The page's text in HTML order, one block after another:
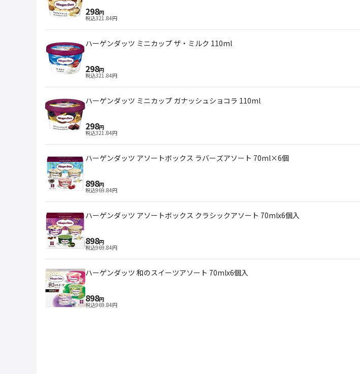
298円
税込321.84円
ハーゲンダッツ ミニカップ ザ・ミルク 110ml
298円
税込321.84円
ハーゲンダッツ ミニカップ ガナッシュショコラ 110ml
298円
税込321.84円
ハーゲンダッツ アソートボックス ラバーズアソート 70ml×6個
898円
税込969.84円
ハーゲンダッツ アソートボックス クラシックアソート 70mlx6個入
898円
税込969.84円
ハーゲンダッツ 和のスイーツアソート 70mlx6個入
898円
税込969.84円